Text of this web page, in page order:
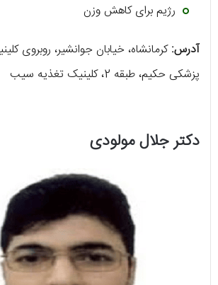
رژیم برای کاهش وزن
آدرس:کرمانشاه، خیابان جوانشیر، روبروی
پزشکی حکیم، طبقه 2، کلینیک تغذیه سیب
دکتر جلال مولودی